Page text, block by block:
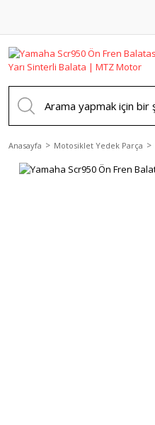
Anasayfa Motosiklet Yedek Parça